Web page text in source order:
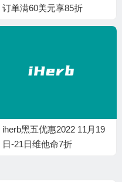
订单满60美元享85折
iherb黑五优惠2022 11月19
日-21日维他命7折